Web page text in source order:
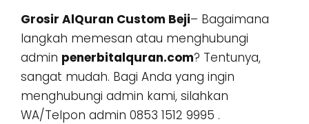
Grosir AlQuran Custom Beji– Bagaimana
langkah memesan atau menghubungi
admin penerbitalquran.com? Tentunya,
sangat mudah. Bagi Anda yang ingin
menghubungi admin kami, silahkan
WA/Telpon admin 0853 1512 9995 .